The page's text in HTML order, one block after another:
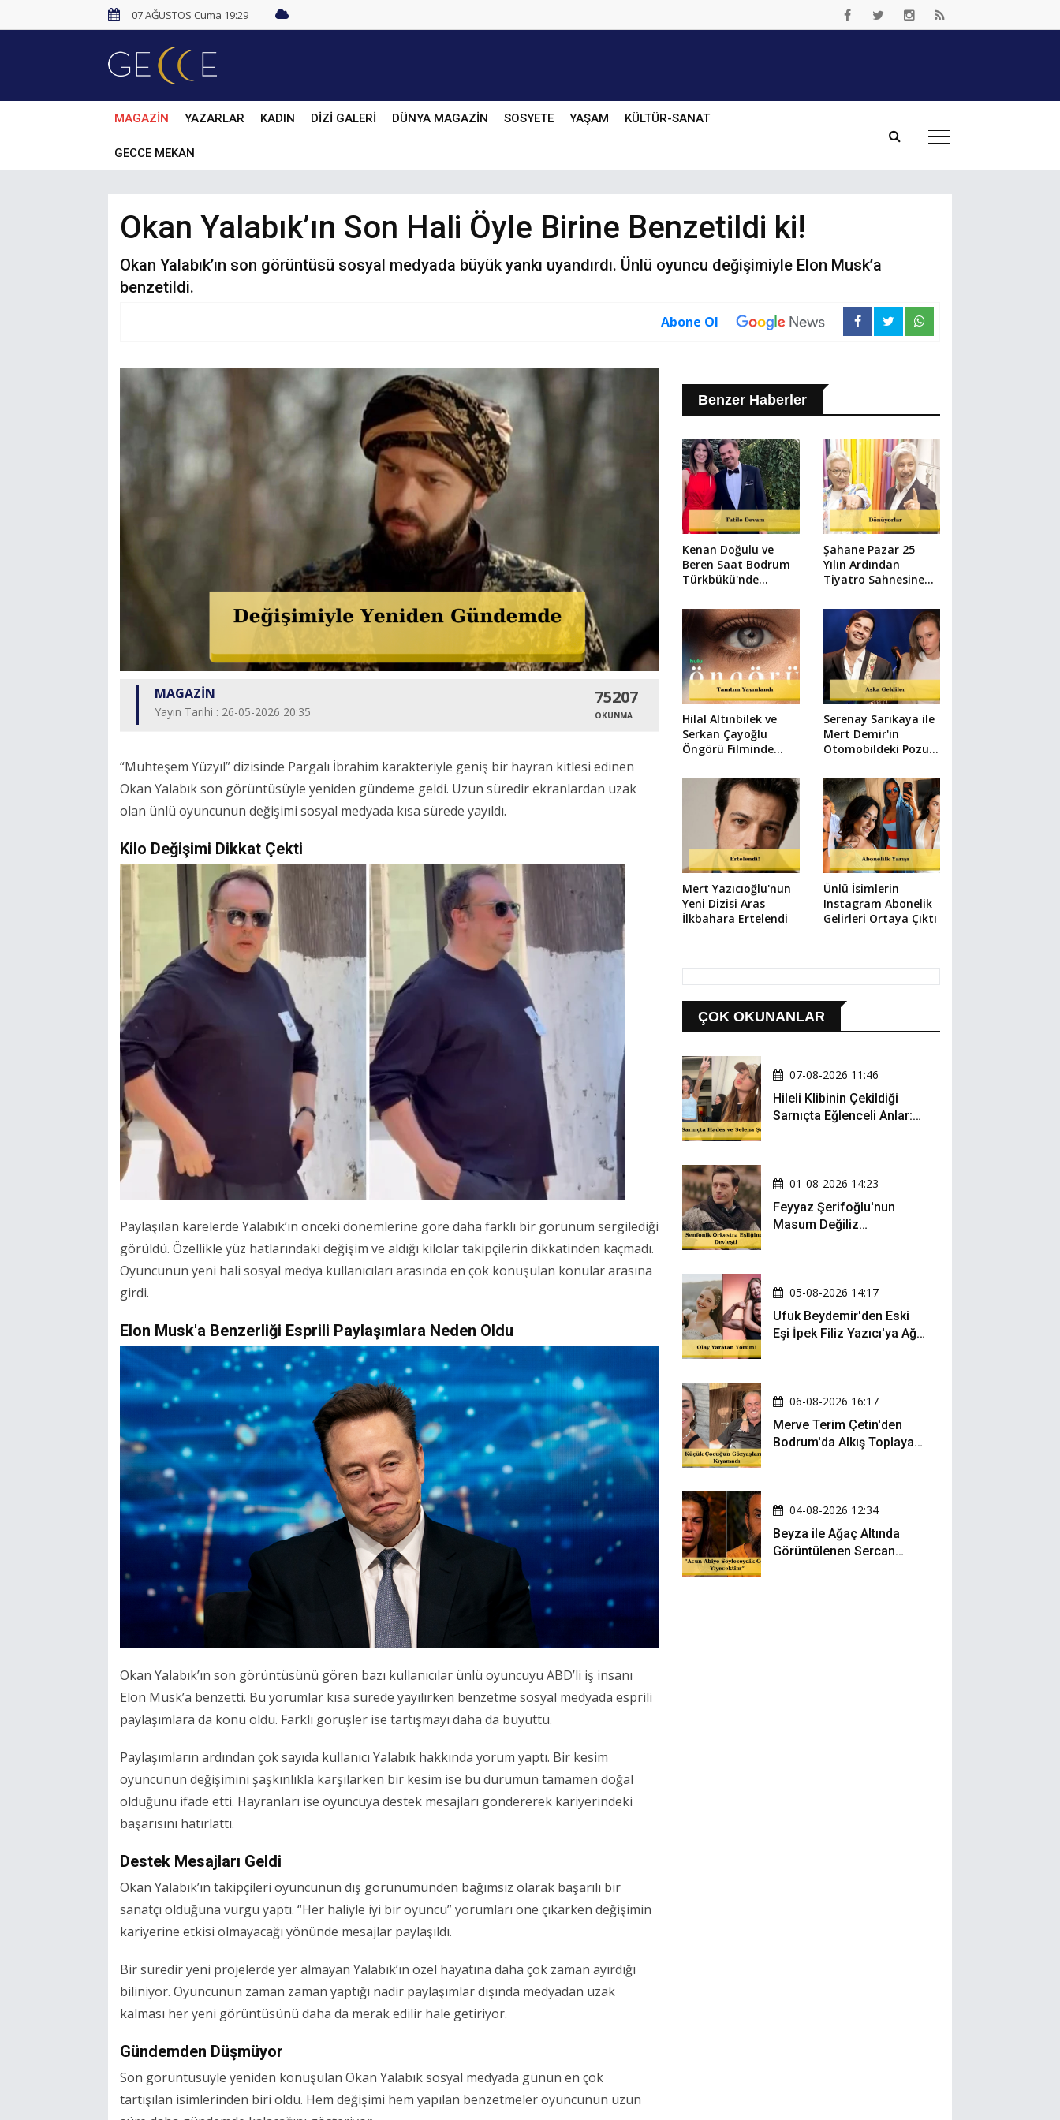
07 AĞUSTOS Cuma 19:29
MAGAZİN YAZARLAR KADIN DİZİ GALERİ DÜNYA MAGAZİN SOSYETE YAŞAM KÜLTÜR-SANAT
GECCE MEKAN
Okan Yalabık’ın Son Hali Öyle Birine Benzetildi ki!
Okan Yalabık’ın son görüntüsü sosyal medyada büyük yankı uyandırdı. Ünlü oyuncu değişimiyle Elon Musk’a
benzetildi.
Abone Ol
MAGAZİN
Yayın Tarihi : 26-05-2026 20:35
75207
OKUNMA
“Muhteşem Yüzyıl” dizisinde Pargalı İbrahim karakteriyle geniş bir hayran kitlesi edinen
Okan Yalabık son görüntüsüyle yeniden gündeme geldi. Uzun süredir ekranlardan uzak
olan ünlü oyuncunun değişimi sosyal medyada kısa sürede yayıldı.
Kilo Değişimi Dikkat Çekti
Paylaşılan karelerde Yalabık’ın önceki dönemlerine göre daha farklı bir görünüm sergilediği
görüldü. Özellikle yüz hatlarındaki değişim ve aldığı kilolar takipçilerin dikkatinden kaçmadı.
Oyuncunun yeni hali sosyal medya kullanıcıları arasında en çok konuşulan konular arasına
girdi.
Elon Musk'a Benzerliği Esprili Paylaşımlara Neden Oldu
Okan Yalabık’ın son görüntüsünü gören bazı kullanıcılar ünlü oyuncuyu ABD’li iş insanı
Elon Musk’a benzetti. Bu yorumlar kısa sürede yayılırken benzetme sosyal medyada esprili
paylaşımlara da konu oldu. Farklı görüşler ise tartışmayı daha da büyüttü.
Paylaşımların ardından çok sayıda kullanıcı Yalabık hakkında yorum yaptı. Bir kesim
oyuncunun değişimini şaşkınlıkla karşılarken bir kesim ise bu durumun tamamen doğal
olduğunu ifade etti. Hayranları ise oyuncuya destek mesajları göndererek kariyerindeki
başarısını hatırlattı.
Destek Mesajları Geldi
Okan Yalabık’ın takipçileri oyuncunun dış görünümünden bağımsız olarak başarılı bir
sanatçı olduğuna vurgu yaptı. “Her haliyle iyi bir oyuncu” yorumları öne çıkarken değişimin
kariyerine etkisi olmayacağı yönünde mesajlar paylaşıldı.
Bir süredir yeni projelerde yer almayan Yalabık’ın özel hayatına daha çok zaman ayırdığı
biliniyor. Oyuncunun zaman zaman yaptığı nadir paylaşımlar dışında medyadan uzak
kalması her yeni görüntüsünü daha da merak edilir hale getiriyor.
Gündemden Düşmüyor
Son görüntüsüyle yeniden konuşulan Okan Yalabık sosyal medyada günün en çok
tartışılan isimlerinden biri oldu. Hem değişimi hem yapılan benzetmeler oyuncunun uzun
Benzer Haberler
Kenan Doğulu ve
Beren Saat Bodrum
Türkbükü'nde
Şahane Pazar 25
Yılın Ardından
Tiyatro Sahnesine
Hilal Altınbilek ve
Serkan Çayoğlu
Öngörü Filminde
Serenay Sarıkaya ile
Mert Demir'in
Otomobildeki Pozu
Mert Yazıcıoğlu'nun
Yeni Dizisi Aras
İlkbahara Ertelendi
Ünlü İsimlerin
Instagram Abonelik
Gelirleri Ortaya Çıktı
ÇOK OKUNANLAR
07-08-2026 11:46
Hileli Klibinin Çekildiği
Sarnıçta Eğlenceli Anlar:
01-08-2026 14:23
Feyyaz Şerifoğlu'nun
Masum Değiliz
05-08-2026 14:17
Ufuk Beydemir'den Eski
Eşi İpek Filiz Yazıcı'ya Ağır
06-08-2026 16:17
Merve Terim Çetin'den
Bodrum'da Alkış Toplayan
04-08-2026 12:34
Beyza ile Ağaç Altında
Görüntülenen Sercan